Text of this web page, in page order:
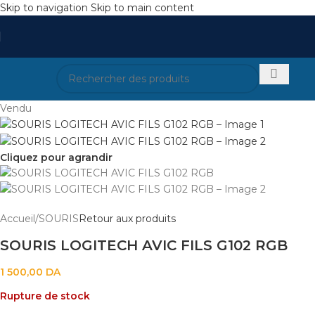
Skip to navigation Skip to main content
Vendu
Cliquez pour agrandir
Accueil /SOURIS Retour aux produits
SOURIS LOGITECH AVIC FILS G102 RGB
1 500,00 DA
Rupture de stock